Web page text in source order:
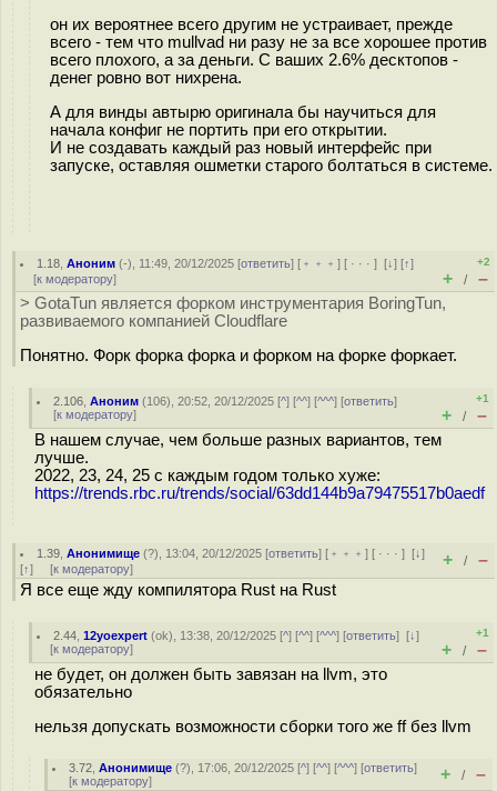
он их вероятнее всего другим не устраивает, прежде
всего - тем что mullvad ни разу не за все хорошее против
всего плохого, а за деньги. С ваших 2.6% десктопов -
денег ровно вот нихрена.
А для винды автырю оригинала бы научиться для
начала конфиг не портить при его открытии.
И не создавать каждый раз новый интерфейс при
запуске, оставляя ошметки старого болтаться в системе.
1.18 ,Аноним (-), 11:49, 20/12/2025 [ответить] [ ﹢﹢﹢] [ · · ·][↓] [↑]
[к модератору]
+2
+ / –
> GotaTun является форком инструментария BoringTun,
развиваемого компанией Cloudflare
Понятно. Форк форка форка и форком на форке форкает.
2.106 ,Аноним (106), 20:52, 20/12/2025 [^] [^^] [^^^] [ответить]
[к модератору]
+1
+ / –
В нашем случае, чем больше разных вариантов, тем
лучше.
2022, 23, 24, 25 с каждым годом только хуже:
https://trends.rbc.ru/trends/social/63dd144b9a79475517b0aedf
1.39 ,Анонимище (?), 13:04, 20/12/2025 [ответить] [ ﹢﹢﹢] [ · · ·][↓]
[↑] [к модератору] + / –
Я все еще жду компилятора Rust на Rust
2.44 ,12yoexpert (ok), 13:38, 20/12/2025 [^] [^^] [^^^] [ответить][↓]
[к модератору]
+1
+ / –
не будет, он должен быть завязан на llvm, это
обязательно
нельзя допускать возможности сборки того же ff без llvm
3.72 ,Анонимище (?), 17:06, 20/12/2025 [^] [^^] [^^^] [ответить]
[к модератору] + / –